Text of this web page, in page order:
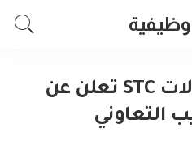
شركة حلول الاتصالات STC تعلن عن
التعاوني